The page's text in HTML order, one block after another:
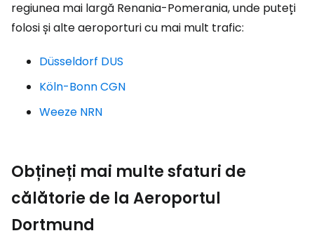
regiunea mai largă Renania-Pomerania, unde puteți
folosi și alte aeroporturi cu mai mult trafic:
Düsseldorf DUS
Köln-Bonn CGN
Weeze NRN
Obțineți mai multe sfaturi de
călătorie de la Aeroportul
Dortmund